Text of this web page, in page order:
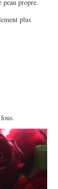
propre.
plus